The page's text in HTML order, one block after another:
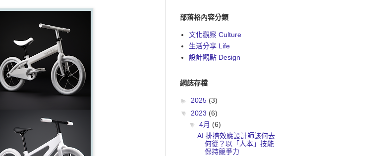
部落格內容分類
文化觀察 Culture
生活分享 Life
設計觀點 Design
網誌存檔
► 2025 (3)
▼ 2023 (6)
▼ 4月 (6)
AI 排擠效應設計師該何去
何從？以「人本」技能
保持競爭力